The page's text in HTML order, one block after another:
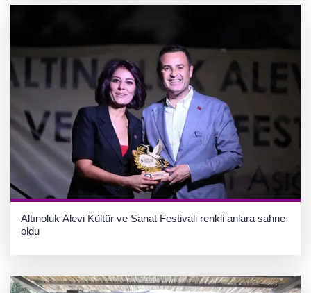
Altınoluk Alevi Kültür ve Sanat Festivali renkli anlara sahne
oldu